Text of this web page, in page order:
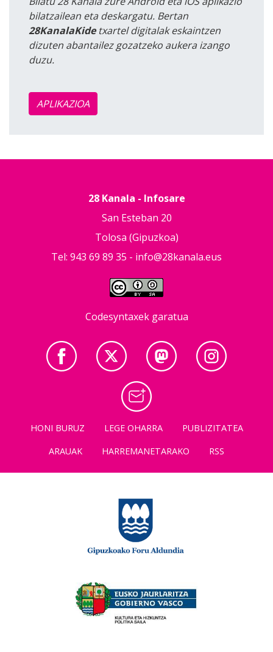
bilatzailean eta deskargatu. Bertan
28KanalaKidetxartel digitalak eskaintzen
dizuten abantailez gozatzeko aukera izango
duzu.
APLIKAZIOA
28 Kanala - Infosare
San Esteban 20
Tolosa (Gipuzkoa)
Tel: 943 69 89 35 - info@28kanala.eus
Codesyntaxek garatua
HONI BURUZ LEGE OHARRA
PUBLIZITATEA
ARAUAK
HARREMANETARAKO RSS